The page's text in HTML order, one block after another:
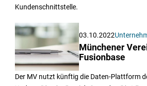
Kundenschnittstelle.
03.10.2022
Münchener
Fusionbase
Der MV nutzt künftig die Daten-Plattform